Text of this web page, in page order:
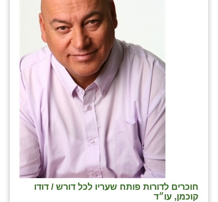
חוכרים לדורות פותח שעריו לכל דורש / דודו
קוכמן, עו״ד